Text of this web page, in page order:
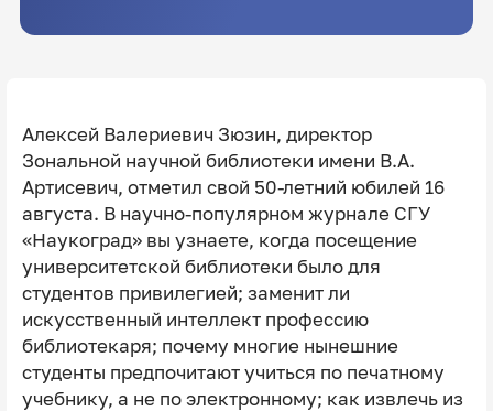
Алексей Валериевич Зюзин, директор
Зональной научной библиотеки имени В.А.
Артисевич, отметил свой 50-летний юбилей 16
августа. В научно-популярном журнале СГУ
«Наукоград» вы узнаете, когда посещение
университетской библиотеки было для
студентов привилегией; заменит ли
искусственный интеллект профессию
библиотекаря; почему многие нынешние
студенты предпочитают учиться по печатному
учебнику, а не по электронному; как извлечь из